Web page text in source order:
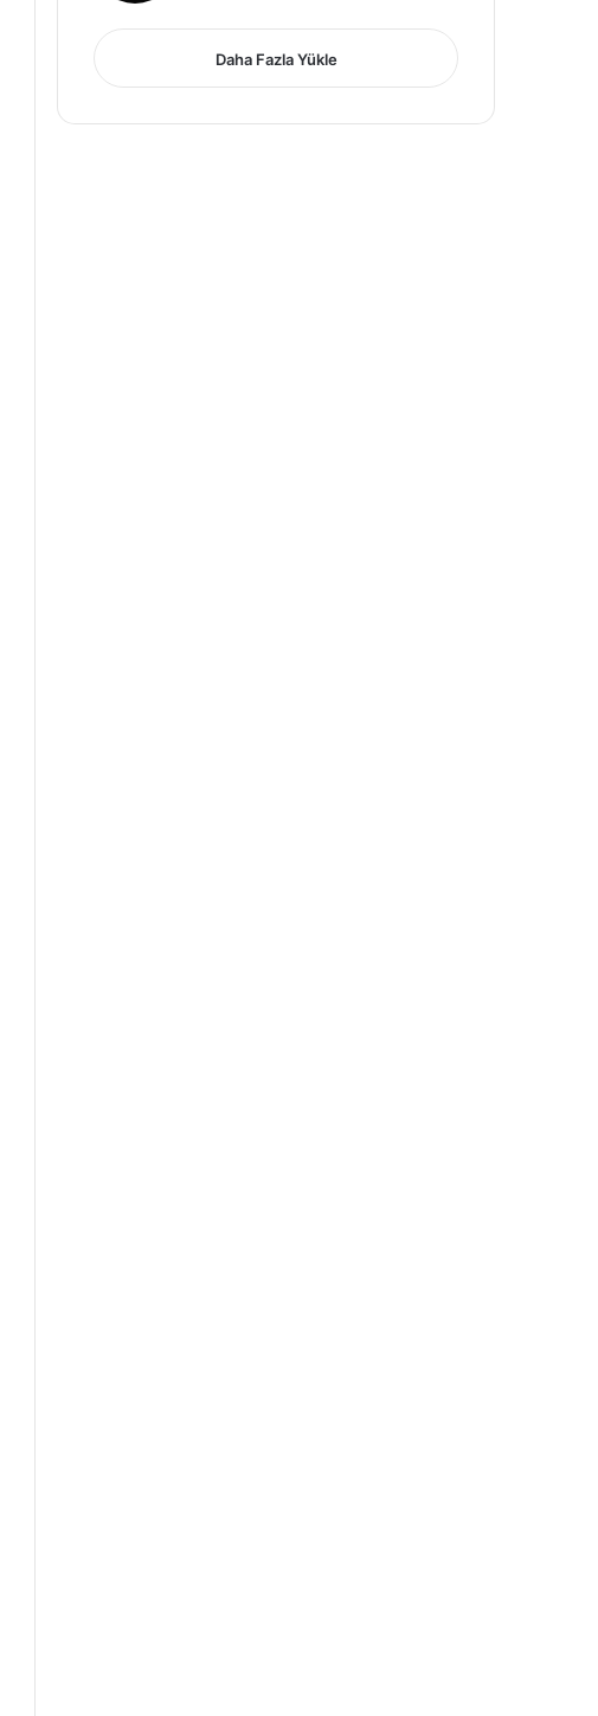
Daha Fazla Yükle